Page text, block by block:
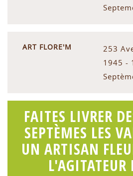
ART FLORE'M
253
1945 -
FAITES LIVRER
SEPTÈMES LES
UN ARTISAN
L'AGITATEUR